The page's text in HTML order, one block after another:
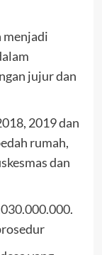
menjadi
jujur dan
2019 dan
rumah,
dan
.